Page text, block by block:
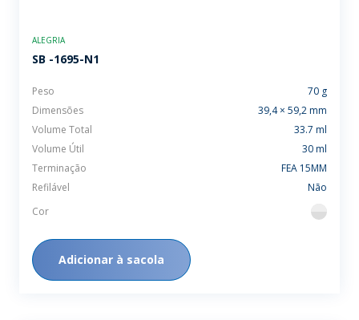
ALEGRIA
SB -1695-N1
Peso
70 g
Dimensões
39,4 × 59,2 mm
Volume Total
33.7 ml
Volume Útil
30 ml
Terminação
FEA 15MM
Refilável
Não
Cor
flint
Adicionar à sacola